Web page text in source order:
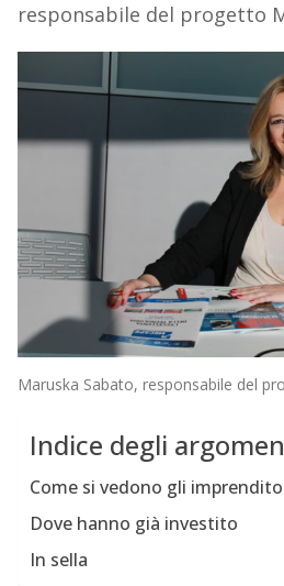
responsabile del progetto
Maruska Sabato, responsabile del
Indice degli
Come si vedono gli
Dove hanno già investito
In sella